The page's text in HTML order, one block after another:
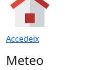
Accedeix
Meteo